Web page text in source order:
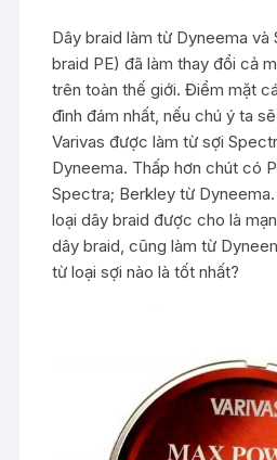
Dây braid làm từ Dyneema và
braid PE) đã làm thay đổi cả
trên toàn thế giới. Điểm mặt
đình đám nhất, nếu chú ý ta
Varivas được làm từ sợi
Dyneema. Thấp hơn chút có
Spectra; Berkley từ Dyneema.
loại dây braid được cho là
dây braid, cũng làm từ
từ loại sợi nào là tốt nhất?